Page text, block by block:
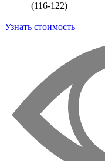
(116-122)
Узнать стоимость